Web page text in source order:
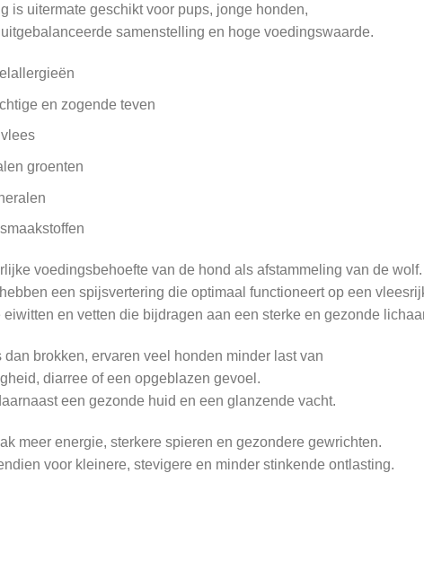
is uitermate geschikt voor pups, jonge honden,
samenstelling en hoge voedingswaarde.
en zogende teven
groenten
voedingsbehoefte van de hond als afstammeling van de wolf.
een spijsvertering die optimaal functioneert op een
en vetten die bijdragen aan een sterke en gezonde
brokken, ervaren veel honden minder last van
diarree of een opgeblazen gevoel.
een gezonde huid en een glanzende vacht.
meer energie, sterkere spieren en gezondere gewrichten.
voor kleinere, stevigere en minder stinkende ontlasting.